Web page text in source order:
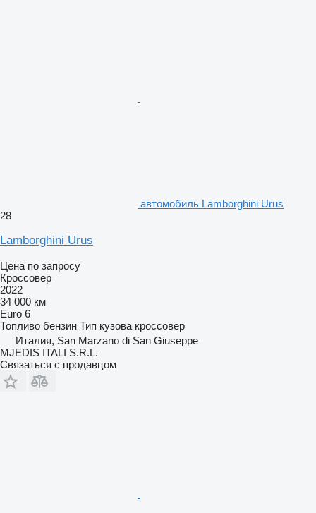
автомобиль Lamborghini Urus
28
Lamborghini Urus
Цена по запросу
Кроссовер
2022
34 000 км
Euro 6
Топливо бензин Тип кузова кроссовер
Италия, San Marzano di San Giuseppe
MJEDIS ITALI S.R.L.
Связаться с продавцом